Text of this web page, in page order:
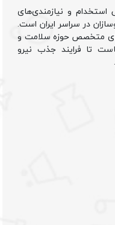
استخدام و نیازمندی‌های
در سراسر ایران است.
متخصص حوزه سلامت و
تا فرایند جذب نیرو